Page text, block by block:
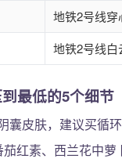
地铁2号线
地铁2号线
最低的5个细节
囊皮肤，建议买循
红素、西兰花中